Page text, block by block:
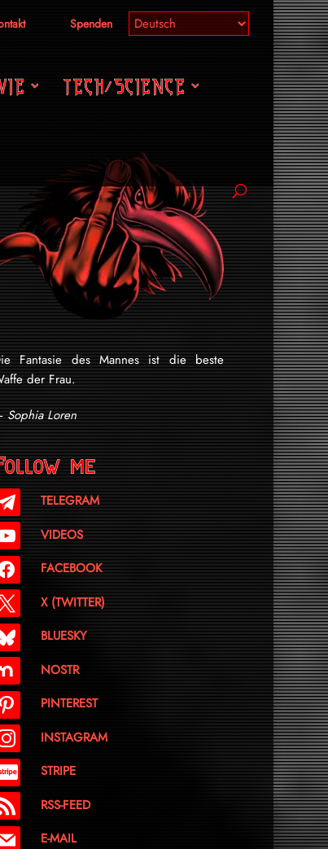
Spenden
TECH/SCIENCE
Fantasie des Mannes ist die beste
der Frau.
Sophia Loren
me
TELEGRAM
VIDEOS
FACEBOOK
X (TWITTER)
BLUESKY
NOSTR
PINTEREST
INSTAGRAM
STRIPE
RSS-FEED
E-MAIL